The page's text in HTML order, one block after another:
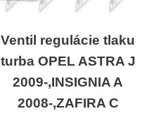
Ventil regulácie tlaku
turba OPEL ASTRA J
2009-,INSIGNIA A
2008-,ZAFIRA C